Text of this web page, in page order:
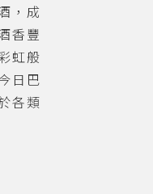
，成
香豐
虹般
日巴
各類